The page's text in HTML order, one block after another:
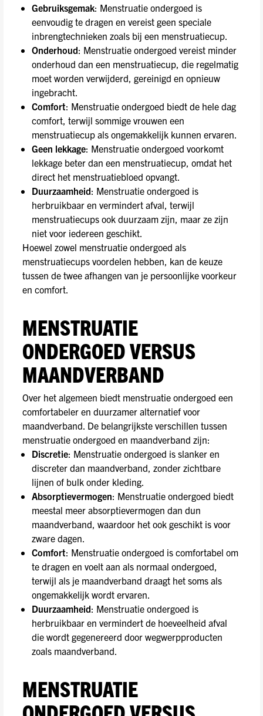
Gebruiksgemak: Menstruatie ondergoed is
eenvoudig te dragen en vereist geen speciale
inbrengtechnieken zoals bij een menstruatiecup.
Onderhoud: Menstruatie ondergoed vereist minder
onderhoud dan een menstruatiecup, die regelmatig
moet worden verwijderd, gereinigd en opnieuw
ingebracht.
Comfort: Menstruatie ondergoed biedt de hele dag
comfort, terwijl sommige vrouwen een
menstruatiecup als ongemakkelijk kunnen ervaren.
Geen lekkage: Menstruatie ondergoed voorkomt
lekkage beter dan een menstruatiecup, omdat het
direct het menstruatiebloed opvangt.
Duurzaamheid: Menstruatie ondergoed is
herbruikbaar en vermindert afval, terwijl
menstruatiecups ook duurzaam zijn, maar ze zijn
niet voor iedereen geschikt.
Hoewel zowel menstruatie ondergoed als
menstruatiecups voordelen hebben, kan de keuze
tussen de twee afhangen van je persoonlijke voorkeur
en comfort.
MENSTRUATIE
ONDERGOED VERSUS
MAANDVERBAND
Over het algemeen biedt menstruatie ondergoed een
comfortabeler en duurzamer alternatief voor
maandverband. De belangrijkste verschillen tussen
menstruatie ondergoed en maandverband zijn:
Discretie: Menstruatie ondergoed is slanker en
discreter dan maandverband, zonder zichtbare
lijnen of bulk onder kleding.
Absorptievermogen: Menstruatie ondergoed biedt
meestal meer absorptievermogen dan dun
maandverband, waardoor het ook geschikt is voor
zware dagen.
Comfort: Menstruatie ondergoed is comfortabel om
te dragen en voelt aan als normaal ondergoed,
terwijl als je maandverband draagt het soms als
ongemakkelijk wordt ervaren.
Duurzaamheid: Menstruatie ondergoed is
herbruikbaar en vermindert de hoeveelheid afval
die wordt gegenereerd door wegwerpproducten
zoals maandverband.
MENSTRUATIE